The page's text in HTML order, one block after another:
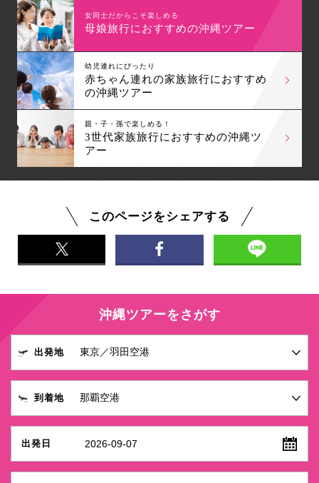
女同士だからこそ楽しめる
母娘旅行におすすめの沖縄ツアー
幼児連れにぴったり
赤ちゃん連れの家族旅行におすすめ
の沖縄ツアー
親・子・孫で楽しめる！
3世代家族旅行におすすめの沖縄ツ
アー
このページをシェアする
沖縄ツアーをさがす
出発地
到着地
出発日 2026-09-07